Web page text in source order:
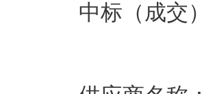
中标（成交